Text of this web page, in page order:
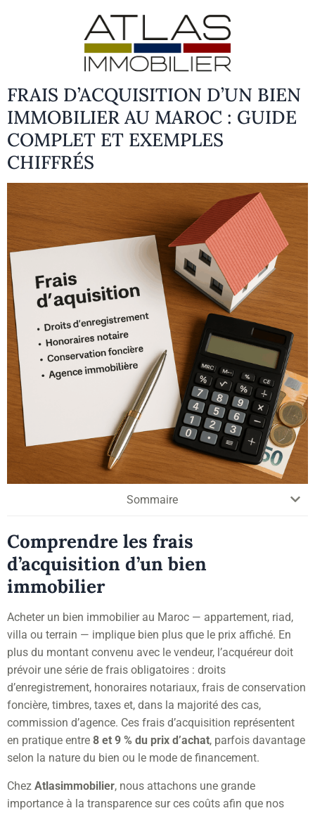
FRAIS D’ACQUISITION D’UN BIEN
IMMOBILIER AU MAROC : GUIDE
COMPLET ET EXEMPLES
CHIFFRÉS
Sommaire
Comprendre les frais
d’acquisition d’un bien
immobilier
Acheter un bien immobilier au Maroc — appartement, riad,
villa ou terrain — implique bien plus que le prix affiché. En
plus du montant convenu avec le vendeur, l’acquéreur doit
prévoir une série de frais obligatoires : droits
d’enregistrement, honoraires notariaux, frais de conservation
foncière, timbres, taxes et, dans la majorité des cas,
commission d’agence. Ces frais d’acquisition représentent
en pratique entre 8 et 9 % du prix d’achat, parfois davantage
selon la nature du bien ou le mode de financement.
Chez Atlasimmobilier, nous attachons une grande
importance à la transparence sur ces coûts afin que nos